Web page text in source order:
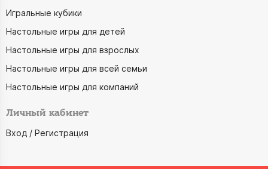
Игральные кубики
Настольные игры для детей
Настольные игры для взрослых
Настольные игры для всей семьи
Настольные игры для компаний
Личный кабинет
Вход / Регистрация